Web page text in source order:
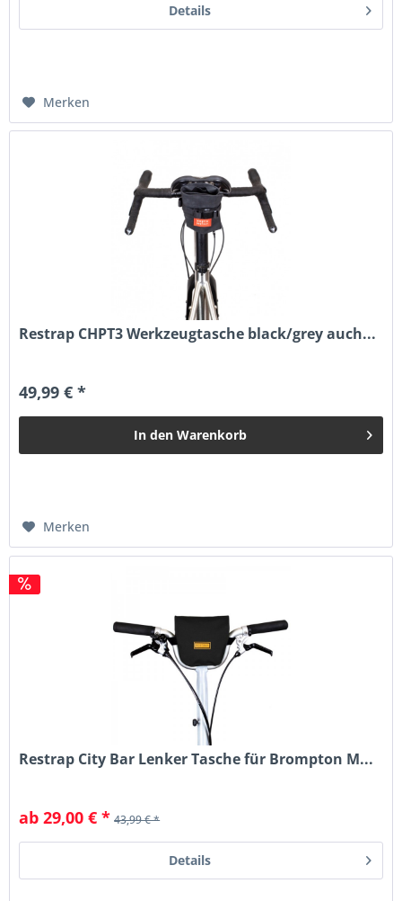
Details
Merken
Restrap CHPT3 Werkzeugtasche black/grey auch...
49,99 € *
In den Warenkorb
Merken
Restrap City Bar Lenker Tasche für Brompton M...
ab 29,00 € * 43,99 € *
Details